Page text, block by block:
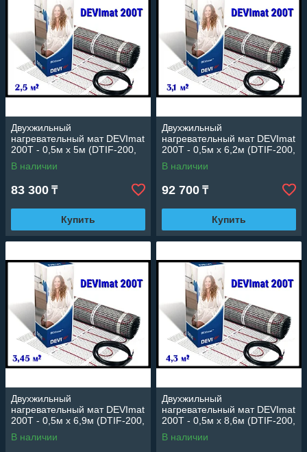
Двухжильный
нагревательный мат DEVImat
200T - 0,5м х 5м (DTIF-200,
площадь: 2,5 м2., мощность:
500 Вт)
В наличии
83 300 ₸
Купить
Двухжильный
нагревательный мат DEVImat
200T - 0,5м х 6,2м (DTIF-200,
площадь: 3,1 м2., мощность:
605 Вт)
В наличии
92 700 ₸
Купить
Двухжильный
нагревательный мат DEVImat
200T - 0,5м х 6,9м (DTIF-200,
площадь: 3,45 м2.,
мощность: 695 Вт)
В наличии
Двухжильный
нагревательный мат DEVImat
200T - 0,5м х 8,6м (DTIF-200,
площадь: 4,3 м2., мощность:
845 Вт)
В наличии